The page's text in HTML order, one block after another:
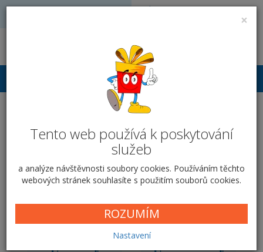
×
Tento web používá k poskytování
služeb
a analýze návštěvnosti soubory cookies. Používáním těchto
webových stránek souhlasíte s použitím souborů cookies.
ROZUMÍM
Nastavení
Volejte: 728 051 909
Přihlášení
Fotokniha A4 v pevné
vazbě na výšku -
Cappuccino
Domů Fotoknihy PEVNÁ VAZBA Cappuccino